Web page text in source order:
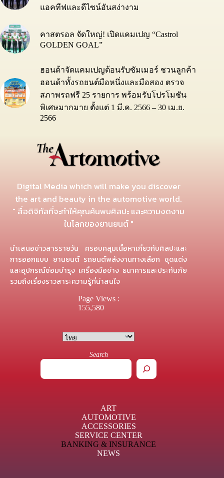
แอคทีฟและดีไซน์อันสง่างาม
คาสตรอล จัดใหญ่! เปิดแคมเปญ “Castrol
GOLDEN GOAL”
ฮอนด้าจัดแคมเปญต้อนรับซัมเมอร์ ชวนลูกค้า
ฮอนด้าทั้งรถยนต์มือหนึ่งและมือสอง ตรวจ
สภาพรถฟรี 25 รายการ พร้อมรับโปรโมชัน
พิเศษมากมาย ตั้งแต่ 1 มี.ค. 2566 – 30 เม.ย.
2566
Digital Media which will make you discover
the art and beauty in the automotive world.
" สื่อดิจิทัลที่จะทำให้คุณค้นพบศิลปะ และความงดงาม
ในโลกของยานยนต์ "
นำเสนอข่าวสารรายวัน ครอบคลุมเนื้อหาเกี่ยวกับศิลปะและ
การออกแบบ ยานยนต์ รถยนต์พลังงานทางเลือก ชุดแต่ง
และอุปกรณ์ซ่อมบำรุง เครื่องมือช่าง ธนาคารและประกันภัย
รวมถึงเรื่องราวสาระความรู้ที่น่าสนใจ
Page Views :
155,580
Search
ART
AUTOMOTIVE
ACCESSORIES
SERVICE CENTER
BANKING & INSURANCE
NEWS